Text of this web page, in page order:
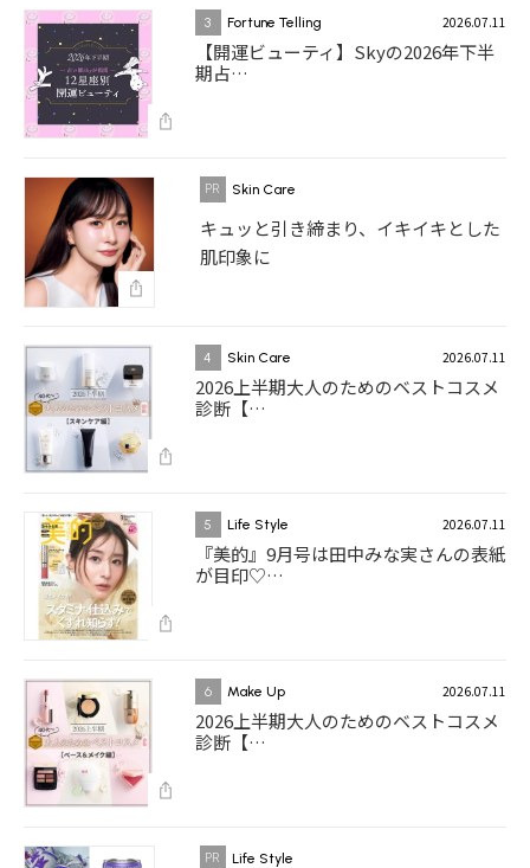
3 Fortune Telling 2026.07.11
【開運ビューティ】Skyの2026年下半
期占…
Skin Care
キュッと引き締まり、イキイキとした
肌印象に
4 Skin Care 2026.07.11
2026上半期大人のためのベストコスメ
診断【…
5 Life Style 2026.07.11
『美的』9月号は田中みな実さんの表紙
が目印♡…
6 Make Up 2026.07.11
2026上半期大人のためのベストコスメ
診断【…
Life Style